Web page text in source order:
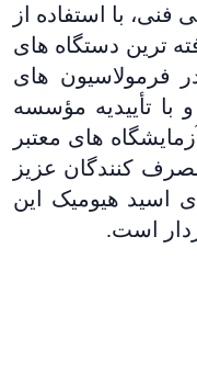
فنی، با استفاده از
ترین دستگاه های
فرمولاسیون های
با تأییدیه مؤسسه
های معتبر
کنندگان عزیز
اسید هیومیک این
است.